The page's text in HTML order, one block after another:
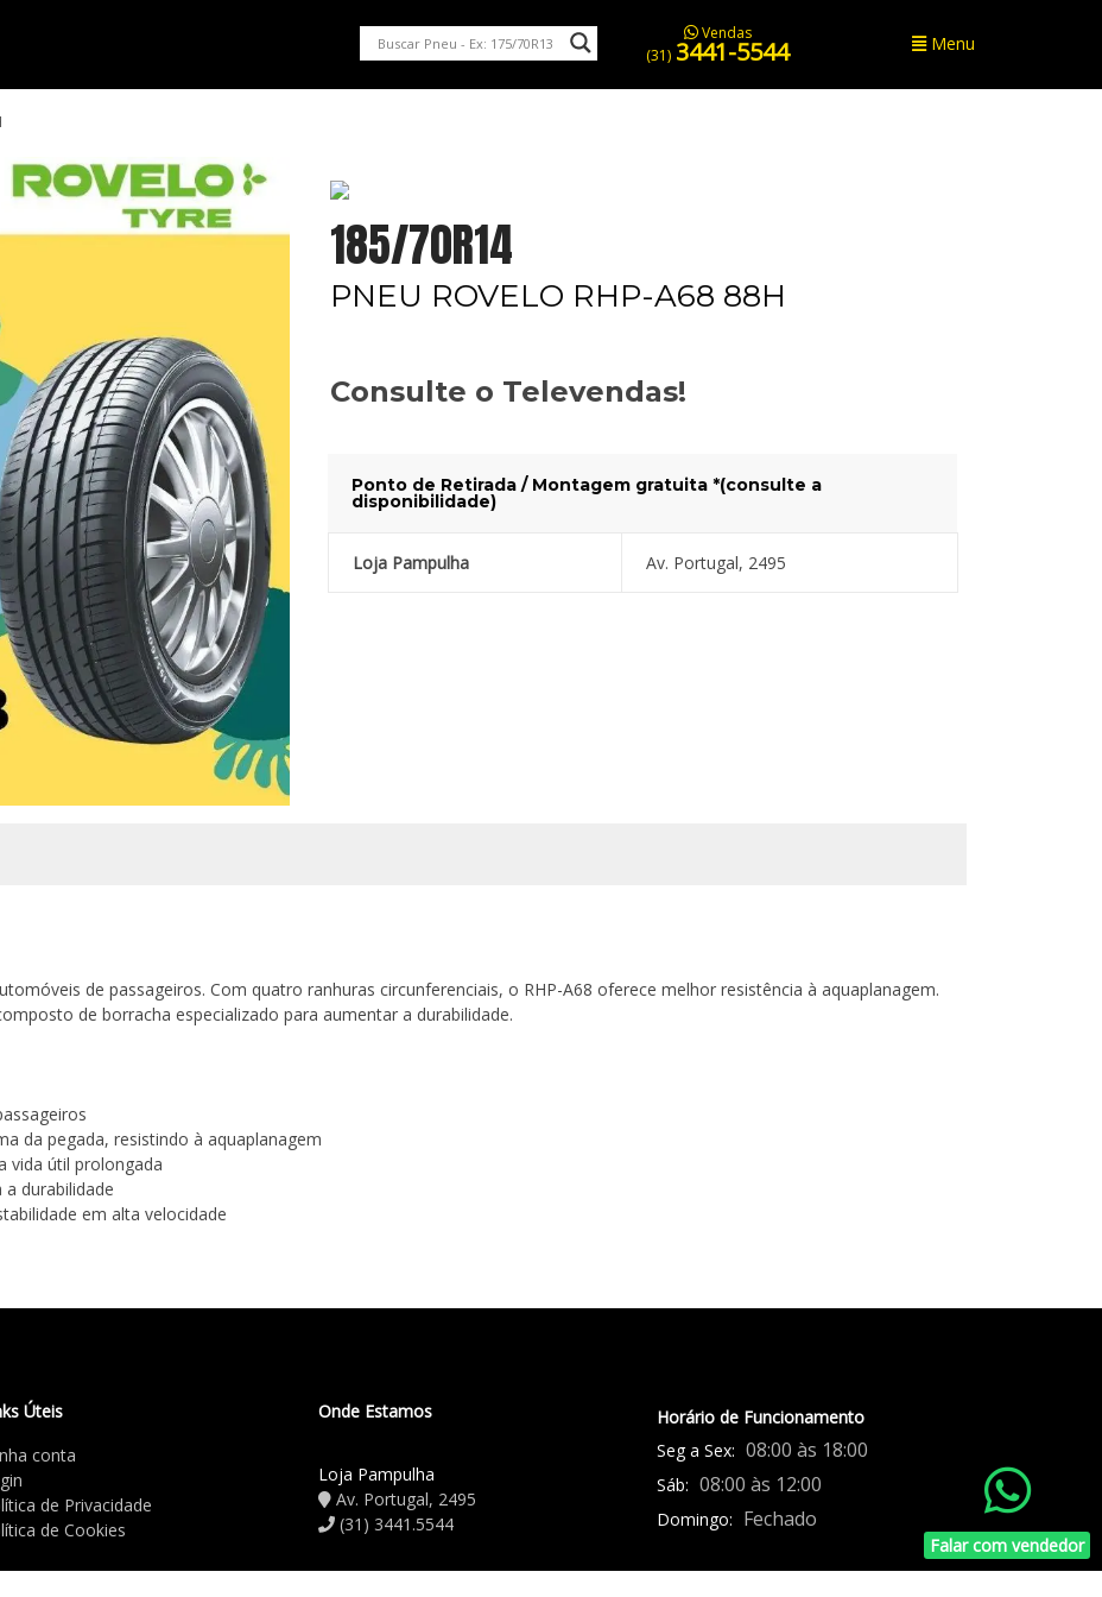
Vendas
(31) 3441-5544 Menu
185/70R14
PNEU ROVELO RHP-A68 88H
Consulte o Televendas!
Ponto de Retirada / Montagem gratuita *(consulte a
disponibilidade)
Loja Pampulha Av. Portugal, 2495
de passageiros. Com quatro ranhuras circunferenciais, o RHP-A68 oferece melhor resistência à aquaplanagem.
de borracha especializado para aumentar a durabilidade.
da pegada, resistindo à aquaplanagem
vida útil prolongada
durabilidade
em alta velocidade
Úteis
conta
de Privacidade
de Cookies
Onde Estamos
Loja Pampulha
Av. Portugal, 2495
(31) 3441.5544
Horário de Funcionamento
Seg a Sex: 08:00 às 18:00
Sáb: 08:00 às 12:00
Domingo: Fechado
Falar com vendedor